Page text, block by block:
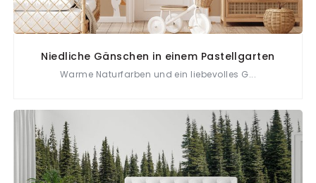
Niedliche Gänschen in einem Pastellgarten
Warme Naturfarben und ein liebevolles G...